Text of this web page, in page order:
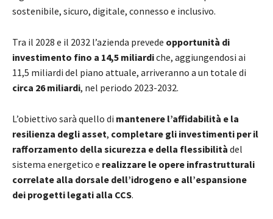
sostenibile, sicuro, digitale, connesso e inclusivo.
Tra il 2028 e il 2032 l’azienda prevede opportunità di
investimento fino a 14,5 miliardiche, aggiungendosi ai
11,5 miliardi del piano attuale, arriveranno a un totale di
circa 26 miliardi, nel periodo 2023-2032.
L’obiettivo sarà quello di mantenere l’affidabilità e la
resilienza degli asset, completare gli investimenti per il
rafforzamento della sicurezza e della flessibilità del
sistema energetico e realizzare le opere infrastrutturali
correlate alla dorsale dell’idrogeno e all’espansione
dei progetti legati alla CCS.